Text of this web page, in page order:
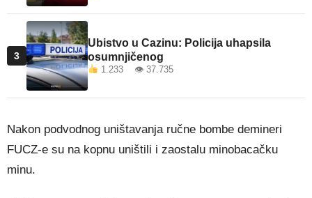
3
Ubistvo u Cazinu: Policija uhapsila
osumnjičenog
1.233 👁 37.735
Nakon podvodnog uništavanja ručne bombe demineri
FUCZ-e su na kopnu uništili i zaostalu minobacačku
minu.